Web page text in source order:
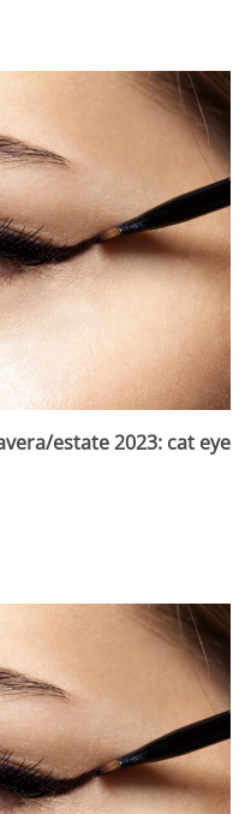
estate 2023: cat eye